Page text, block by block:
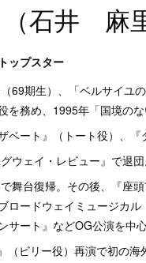
石井 麻
ップスター
69期生）、「ベルサイユ
を務め、1995年「国境の
ベート』（トート役）、『
ウェイ・レビュー』で退
舞台復帰。その後、『座
ロードウェイミュージカ
ート』などOG公演を中心
ビリー役）再演で初の海